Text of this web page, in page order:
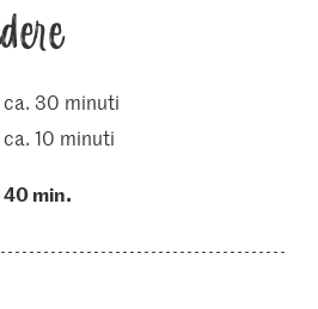
ca. 30 minuti
ca. 10 minuti
40 min.